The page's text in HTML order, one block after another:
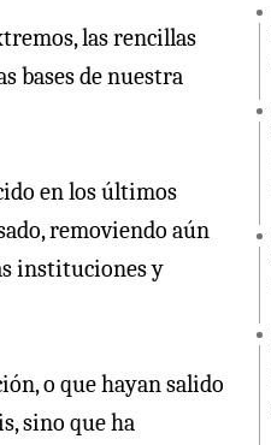
las rencillas
bases de nuestra
en los últimos
removiendo aún
instituciones y
o que hayan salido
sino que ha